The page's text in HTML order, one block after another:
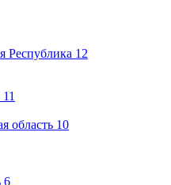
Республика 12
11
область 10
6